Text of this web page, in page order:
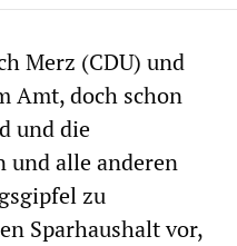
Merz (CDU) und
Amt, doch schon
und die
alle anderen
zu
Sparhaushalt vor,